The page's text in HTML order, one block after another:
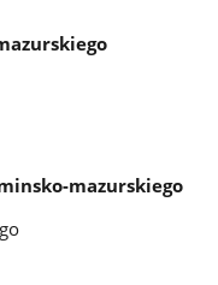
mazurskiego